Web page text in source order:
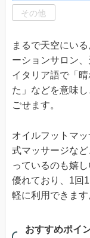
その他
まるで天空にい
ーションサロン
イタリア語で「
た」などを意味
ごせます。
オイルフットマ
式マッサージな
っているのも嬉
優れており、1回
軽に利用できます
おすすめポイ